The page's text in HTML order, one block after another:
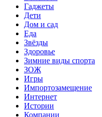
Гаджеты
Дети
Дом и сад
Еда
Звёзды
Здоровье
Зимние виды спорта
ЗОЖ
Игры
Импортозамещение
Интернет
Истории
Компании